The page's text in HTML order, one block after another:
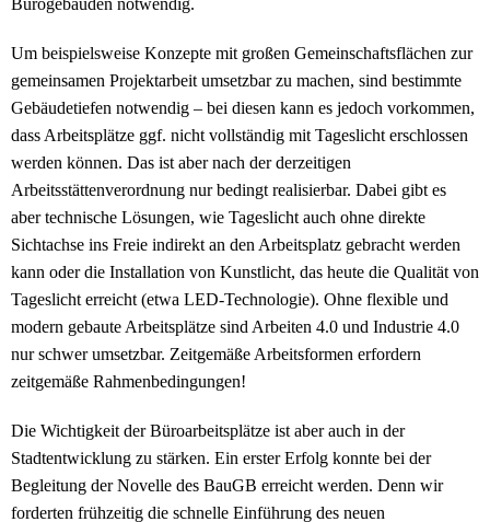
Bürogebäuden notwendig.
Um beispielsweise Konzepte mit großen Gemeinschaftsflächen zur
gemeinsamen Projektarbeit umsetzbar zu machen, sind bestimmte
Gebäudetiefen notwendig – bei diesen kann es jedoch vorkommen,
dass Arbeitsplätze ggf. nicht vollständig mit Tageslicht erschlossen
werden können. Das ist aber nach der derzeitigen
Arbeitsstättenverordnung nur bedingt realisierbar. Dabei gibt es
aber technische Lösungen, wie Tageslicht auch ohne direkte
Sichtachse ins Freie indirekt an den Arbeitsplatz gebracht werden
kann oder die Installation von Kunstlicht, das heute die Qualität von
Tageslicht erreicht (etwa LED-Technologie). Ohne flexible und
modern gebaute Arbeitsplätze sind Arbeiten 4.0 und Industrie 4.0
nur schwer umsetzbar. Zeitgemäße Arbeitsformen erfordern
zeitgemäße Rahmenbedingungen!
Die Wichtigkeit der Büroarbeitsplätze ist aber auch in der
Stadtentwicklung zu stärken. Ein erster Erfolg konnte bei der
Begleitung der Novelle des BauGB erreicht werden. Denn wir
forderten frühzeitig die schnelle Einführung des neuen